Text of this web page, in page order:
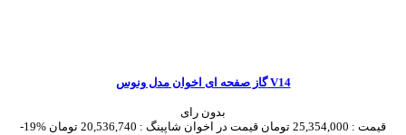
گاز صفحه ای اخوان مدل ونوس V14
بدون رای
-19%
قیمت : 25,354,000 تومان قیمت در اخوان شاپینگ : 20,536,740 تومان